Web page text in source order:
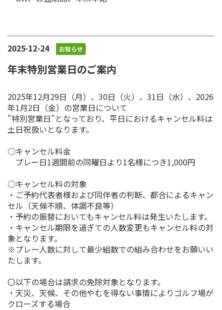
2025-12-24 お知らせ
年末特別営業日のご案内
2025年12月29日（月）、30日（火）、31日（水）、2026
年1月2日（金）の営業日について
”特別営業日”となっており、平日におけるキャンセル料は
土日祝扱いとなります。
○キャンセル料金
プレー日1週間前の同曜日より1名様につき1,000円
○キャンセル料の対象
・ご予約代表者様および同伴者の判断、都合によるキャン
セル（天候不順、体調不良等）
・予約の振替においてもキャンセル料は発生いたします。
・キャンセル期限を過ぎての人数変更もキャンセル料の対
象となります。
※プレー人数に対して最少組数での組み合わせをお願いい
たします。
〇以下の場合は請求の免除対象となります。
・天災、天候、その他やむを得ない事情によりゴルフ場が
クローズする場合